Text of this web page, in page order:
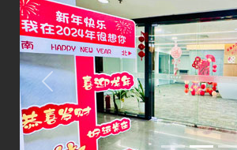
Previous